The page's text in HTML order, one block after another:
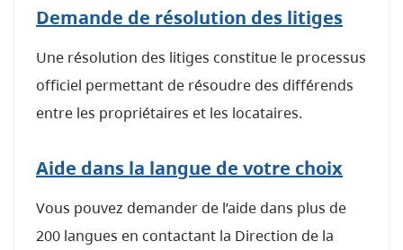
Demande de résolution des litiges
Une résolution des litiges constitue le processus
officiel permettant de résoudre des différends
entre les propriétaires et les locataires.
Aide dans la langue de votre choix
Vous pouvez demander de l’aide dans plus de
200 langues en contactant la Direction de la